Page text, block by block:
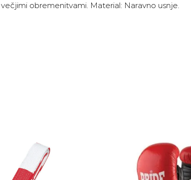
obremenitvami. Material: Naravno usnje.